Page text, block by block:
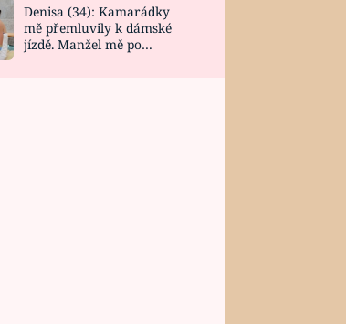
Denisa (34): Kamarádky
mě přemluvily k dámské
jízdě. Manžel mě po